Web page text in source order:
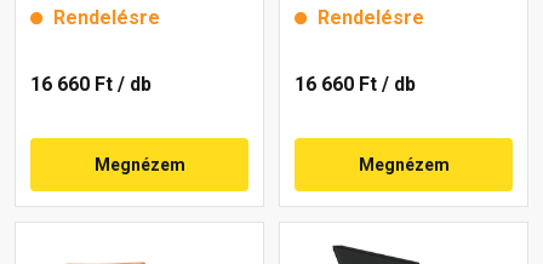
Rendelésre
16 660 Ft / db
Megnézem
Rendelésre
16 660 Ft / db
Megnézem